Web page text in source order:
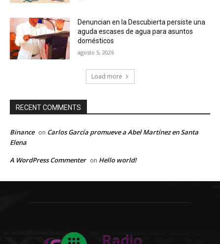
Denuncian en la Descubierta persiste una
aguda escases de agua para asuntos
domésticos
agosto 5, 2026
Load more
RECENT COMMENTS
Binance on Carlos García promueve a Abel Martínez en Santa
Elena
A WordPress Commenter on Hello world!